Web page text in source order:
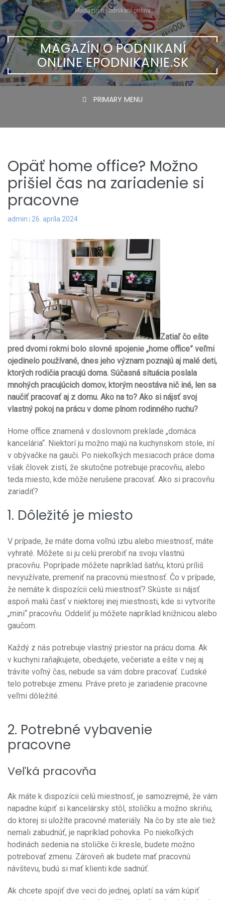
Skip
to
content
Magazín o podnikaní online
MAGAZÍN O PODNIKANÍ
ONLINE EPODNIKANIE.SK
PRIMARY MENU
Opäť home office? Možno
prišiel čas na zariadenie si
pracovne
admin 26. apríla 2024
Zatiaľ čo ešte
pred dvomi rokmi bolo slovné spojenie „home office” veľmi
ojedinelo používané, dnes jeho význam poznajú aj malé deti,
ktorých rodičia pracujú doma. Súčasná situácia poslala
mnohých pracujúcich domov, ktorým neostáva nič iné, len sa
naučiť pracovať aj z domu. Ako na to? Ako si nájsť svoj
vlastný pokoj na prácu v dome plnom rodinného ruchu?
Home office znamená v doslovnom preklade „domáca
kancelária“. Niektorí ju možno majú na kuchynskom stole, iní
v obývačke na gauči. Po niekoľkých mesiacoch práce doma
však človek zistí, že skutočne potrebuje pracovňu, alebo
teda miesto, kde môže nerušene pracovať. Ako si pracovňu
zariadiť?
1. Dôležité je miesto
V prípade, že máte doma voľnú izbu alebo miestnosť, máte
vyhraté. Môžete si ju celú prerobiť na svoju vlastnú
pracovňu. Poprípade môžete napríklad šatňu, ktorú príliš
nevyužívate, premeniť na pracovnú miestnosť. Čo v prípade,
že nemáte k dispozícii celú miestnosť? Skúste si nájsť
aspoň malú časť v niektorej inej miestnosti, kde si vytvoríte
„mini“ pracovňu. Oddeliť ju môžete napríklad knižnicou alebo
gaučom.
Každý z nás potrebuje vlastný priestor na prácu doma. Ak
v kuchyni raňajkujete, obedujete, večeriate a ešte v nej aj
trávite voľný čas, nebude sa vám dobre pracovať. Ľudské
telo potrebuje zmenu. Práve preto je zariadenie pracovne
veľmi dôležité.
2. Potrebné vybavenie
pracovne
Veľká pracovňa
Ak máte k dispozícii celú miestnosť, je samozrejmé, že vám
napadne kúpiť si kancelársky stôl, stoličku a možno skriňu,
do ktorej si uložíte pracovné materiály. Na čo by ste ale tiež
nemali zabudnúť, je napríklad pohovka. Po niekoľkých
hodinách sedenia na stoličke či kresle, budete možno
potrebovať zmenu. Zároveň ak budete mať pracovnú
návštevu, budú si mať klienti kde sadnúť.
Ak chcete spojiť dve veci do jednej, oplatí sa vám kúpiť